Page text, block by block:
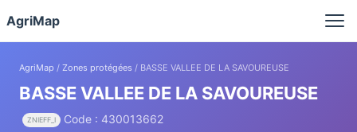
AgriMap
AgriMap / Zones protégées / BASSE VALLEE DE LA SAVOUREUSE
BASSE VALLEE DE LA SAVOUREUSE
ZNIEFF_I Code : 430013662